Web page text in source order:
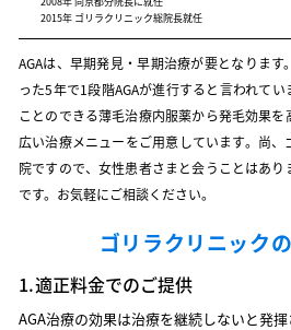
2015年 ゴリラクリニック総院長就任
AGAは、早期発見・早期治療が要となりま
った5年で1段階AGAが進行すると言われて
ことのできる薄毛治療内服薬から発毛効果
広い治療メニューをご用意しています。尚
院ですので、女性患者さまと会うことはあ
です。お気軽にご相談ください。
ゴリラクリニック
1.適正料金でのご提供
AGA治療の効果は治療を継続しないと発揮